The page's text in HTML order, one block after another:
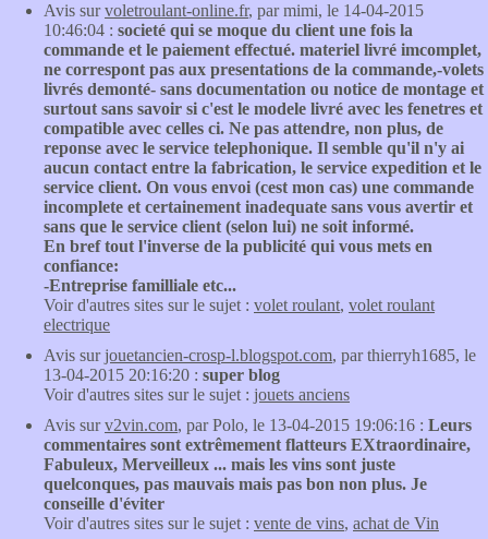
Avis survoletroulant-online.fr, par mimi, le 14-04-2015
10:46:04 : societé qui se moque du client une fois la
commande et le paiement effectué. materiel livré imcomplet,
ne correspont pas aux presentations de la commande,-volets
livrés demonté- sans documentation ou notice de montage et
surtout sans savoir si c'est le modele livré avec les fenetres et
compatible avec celles ci. Ne pas attendre, non plus, de
reponse avec le service telephonique. Il semble qu'il n'y ai
aucun contact entre la fabrication, le service expedition et le
service client. On vous envoi (cest mon cas) une commande
incomplete et certainement inadequate sans vous avertir et
sans que le service client (selon lui) ne soit informé.
En bref tout l'inverse de la publicité qui vous mets en
confiance:
-Entreprise familliale etc...
Voir d'autres sites sur le sujet : volet roulant, volet roulant
electrique
Avis surjouetancien-crosp-l.blogspot.com, par thierryh1685, le
13-04-2015 20:16:20 : super blog
Voir d'autres sites sur le sujet : jouets anciens
Avis surv2vin.com, par Polo, le 13-04-2015 19:06:16 : Leurs
commentaires sont extrêmement flatteurs EXtraordinaire,
Fabuleux, Merveilleux ... mais les vins sont juste
quelconques, pas mauvais mais pas bon non plus. Je
conseille d'éviter
Voir d'autres sites sur le sujet : vente de vins, achat de Vin